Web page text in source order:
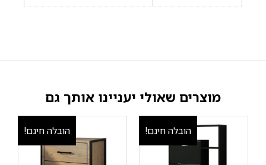
מוצרים שאולי יעניינו אותך גם
הובלה חינם! הובלה חינם!